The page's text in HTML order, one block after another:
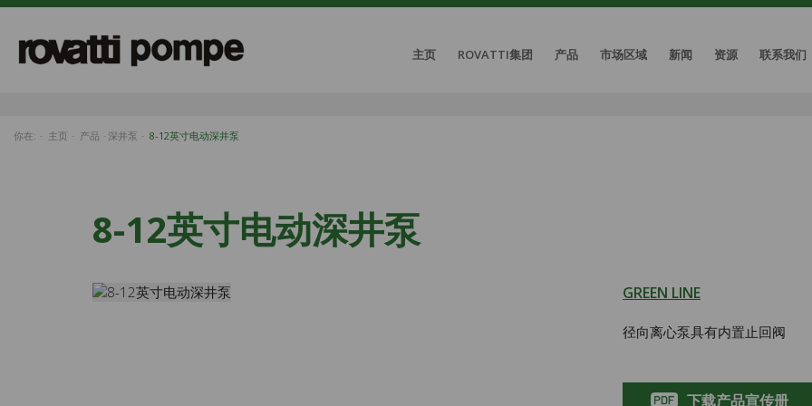
主页 ROVATTI集团 产品 市场区域 新闻 资源 联系我们
你在: 主页 产品 深井泵 8-12英寸电动深井泵
8-12英寸电动深井泵
GREEN LINE
径向离心泵具有内置止回阀
下载产品宣传册